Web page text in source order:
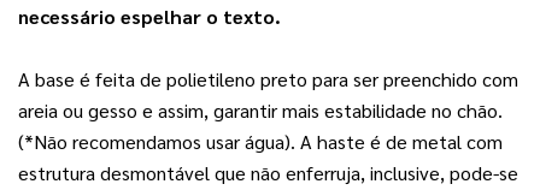
necessário espelhar o texto.
A base é feita de polietileno preto para ser preenchido com
areia ou gesso e assim, garantir mais estabilidade no chão.
(*Não recomendamos usar água). A haste é de metal com
estrutura desmontável que não enferruja, inclusive, pode-se